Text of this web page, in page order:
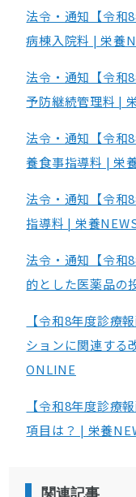
法令・通知【令和
病棟入院料 | 栄養
法令・通知【令和
予防継続管理料 |
法令・通知【令和
養食事指導料 | 栄
法令・通知【令和
指導料 | 栄養
法令・通知【令和
的とした医薬品の
【令和8年度診療
ションに関連する
ONLINE
【令和8年度診療
項目は？ | 栄養